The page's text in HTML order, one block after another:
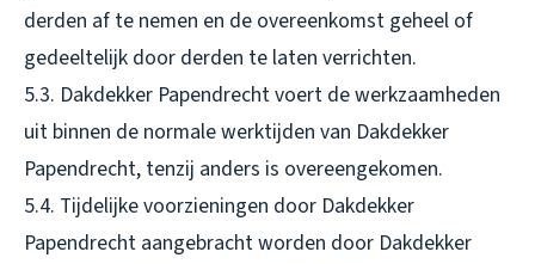
derden af te nemen en de overeenkomst geheel of
gedeeltelijk door derden te laten verrichten.
5.3. Dakdekker Papendrecht voert de werkzaamheden
uit binnen de normale werktijden van Dakdekker
Papendrecht, tenzij anders is overeengekomen.
5.4. Tijdelijke voorzieningen door Dakdekker
Papendrecht aangebracht worden door Dakdekker